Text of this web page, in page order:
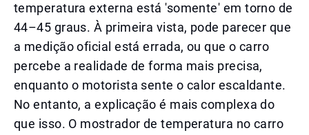
temperatura externa está 'somente' em torno de
44–45 graus. À primeira vista, pode parecer que
a medição oficial está errada, ou que o carro
percebe a realidade de forma mais precisa,
enquanto o motorista sente o calor escaldante.
No entanto, a explicação é mais complexa do
que isso. O mostrador de temperatura no carro